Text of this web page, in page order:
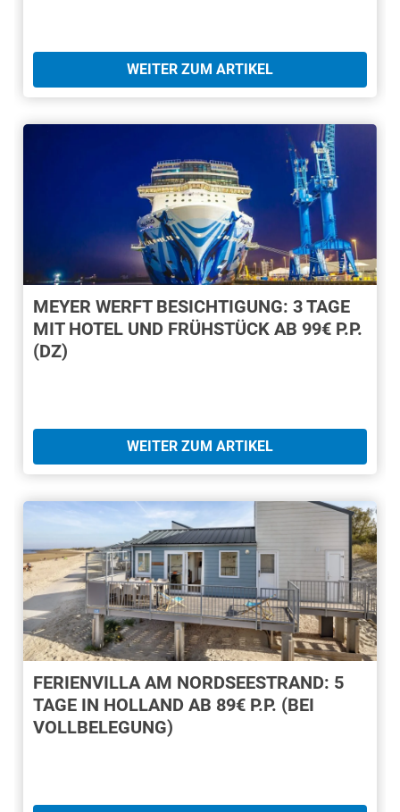
WEITER ZUM ARTIKEL
MEYER WERFT BESICHTIGUNG: 3 TAGE
MIT HOTEL UND FRÜHSTÜCK AB 99€ P.P.
(DZ)
WEITER ZUM ARTIKEL
FERIENVILLA AM NORDSEESTRAND: 5
TAGE IN HOLLAND AB 89€ P.P. (BEI
VOLLBELEGUNG)